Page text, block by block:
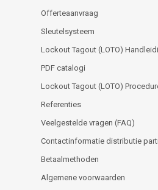
Offerteaanvraag
Sleutelsysteem
Lockout Tagout (LOTO)
PDF catalogi
Lockout Tagout (LOTO)
Referenties
Veelgestelde vragen (FAQ)
Contactinformatie distributie
Betaalmethoden
Algemene voorwaarden